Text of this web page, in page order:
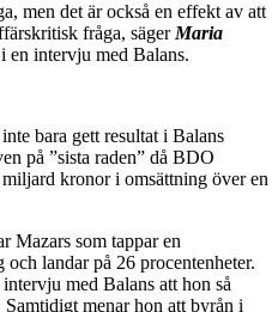
men det är också en effekt av att
fråga, säger Maria
en intervju med Balans.
bara gett resultat i Balans
på ”sista raden” då BDO
kronor i omsättning över en
Mazars som tappar en
landar på 26 procentenheter.
intervju med Balans att hon så
menar hon att byrån i